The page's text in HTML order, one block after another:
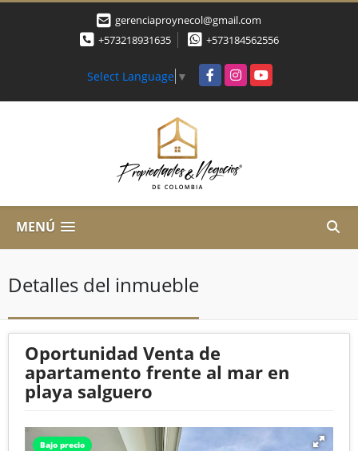
gerenciaproynecol@gmail.com
+573218931635
+573184562556
Select Language ▼ FacebookInstagramYouTube
MENÚ
Detalles del inmueble
Oportunidad Venta de
apartamento frente al mar en
playa salguero
Bajo precio